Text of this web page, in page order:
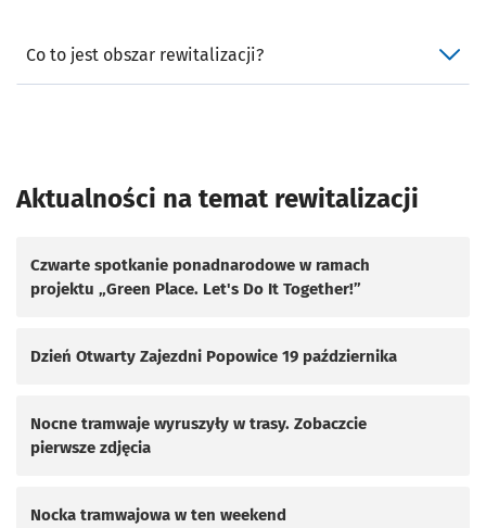
Co to jest obszar rewitalizacji?
Aktualności na temat rewitalizacji
Czwarte spotkanie ponadnarodowe w ramach
projektu „Green Place. Let's Do It Together!”
Dzień Otwarty Zajezdni Popowice 19 października
Nocne tramwaje wyruszyły w trasy. Zobaczcie
pierwsze zdjęcia
Nocka tramwajowa w ten weekend